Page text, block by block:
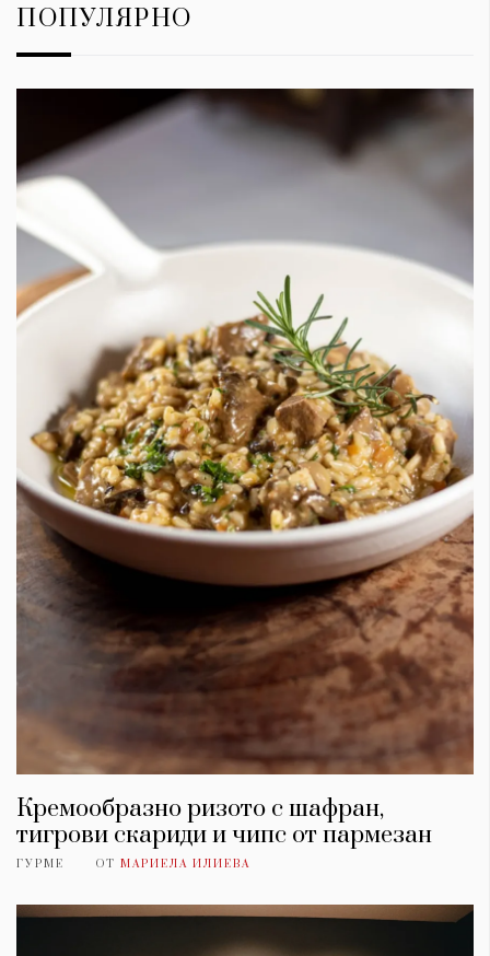
ПОПУЛЯРНО
Кремообразно ризото с шафран,
тигрови скариди и чипс от пармезан
ГУРМЕ ОТ МАРИЕЛА ИЛИЕВА